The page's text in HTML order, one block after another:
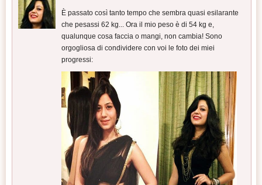
È passato così tanto tempo che sembra quasi esilarante
che pesassi 62 kg... Ora il mio peso è di 54 kg e,
qualunque cosa faccia o mangi, non cambia! Sono
orgogliosa di condividere con voi le foto dei miei
progressi: